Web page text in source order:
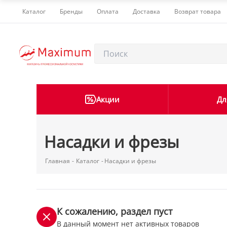
Каталог Бренды Оплата Доставка Возврат товара
Акции
Насадки и фрезы
Главная - Каталог -Насадки и фрезы
К сожалению, раздел пуст
В данный момент нет активных товаров